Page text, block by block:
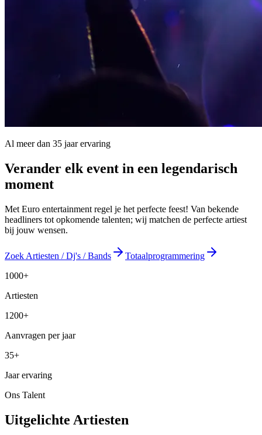
Al meer dan 35 jaar ervaring
Verander elk event in een legendarisch
moment
Met Euro entertainment regel je het perfecte feest! Van bekende
headliners tot opkomende talenten; wij matchen de perfecte artiest
bij jouw wensen.
Zoek Artiesten / Dj's / Bands
Totaalprogrammering
1000+
Artiesten
1200+
Aanvragen per jaar
35+
Jaar ervaring
Ons Talent
Uitgelichte Artiesten